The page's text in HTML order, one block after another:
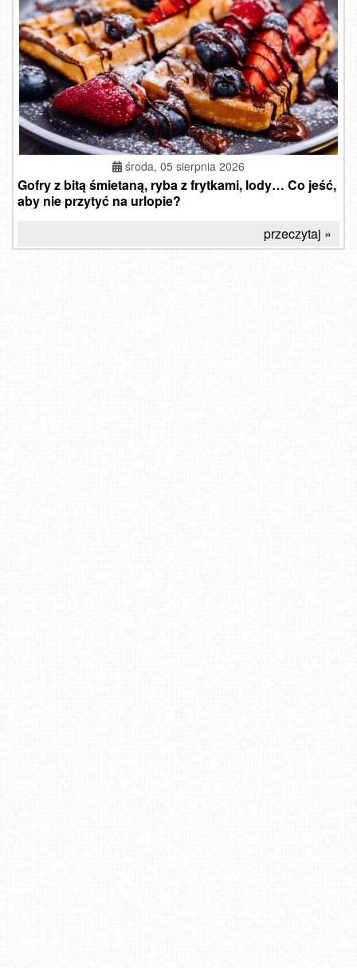
środa, 05 sierpnia 2026
Gofry z bitą śmietaną, ryba z frytkami, lody… Co jeść,
aby nie przytyć na urlopie?
przeczytaj »